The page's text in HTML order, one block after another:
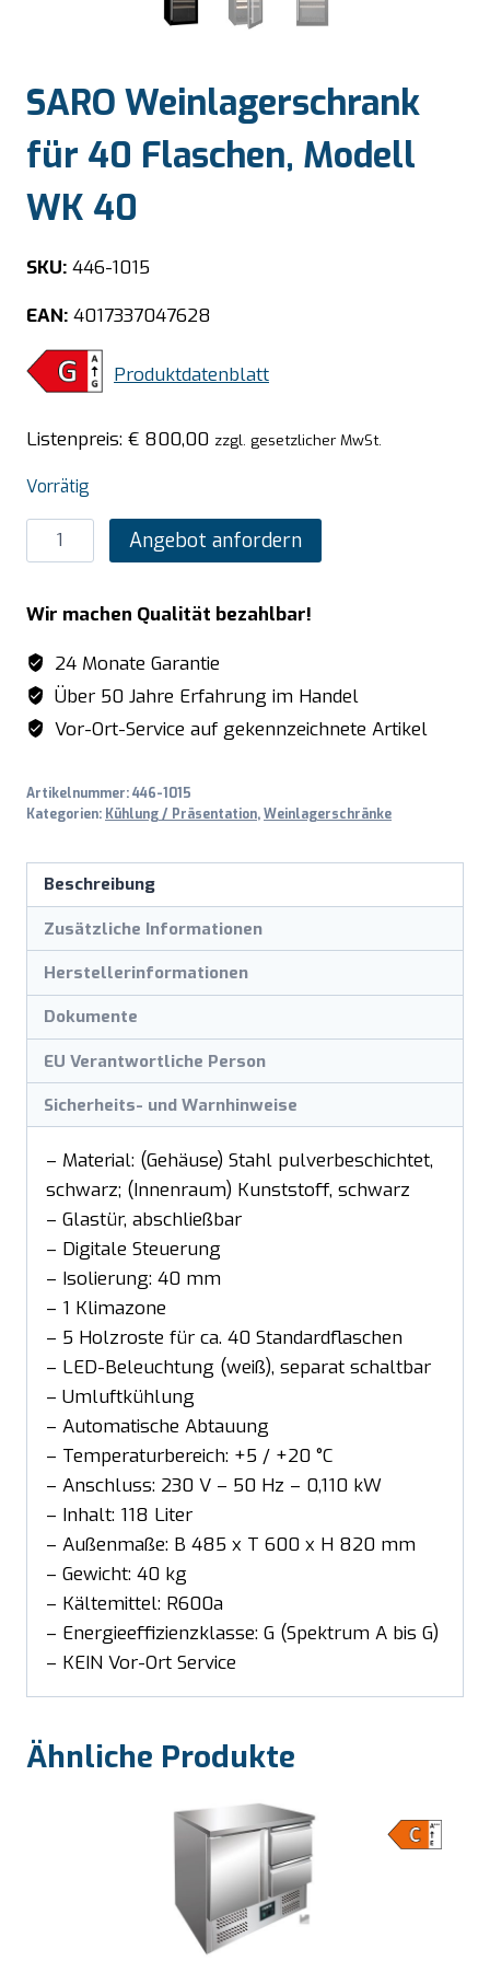
SARO Weinlagerschrank
für 40 Flaschen, Modell
WK 40
SKU: 446-1015
EAN: 4017337047628
Produktdatenblatt
Listenpreis: € 800,00 zzgl. gesetzlicher MwSt.
Vorrätig
SARO
Weinlagerschrank
40
Flaschen,
Modell
WK
40
Angebot anfordern
Wir machen Qualität bezahlbar!
24 Monate Garantie
Über 50 Jahre Erfahrung im Handel
Vor-Ort-Service auf gekennzeichnete Artikel
Artikelnummer:446-1015
Kategorien: Kühlung / Präsentation,Weinlagerschränke
Beschreibung
Zusätzliche Informationen
Herstellerinformationen
Dokumente
EU Verantwortliche Person
Sicherheits- und Warnhinweise
– Material: (Gehäuse) Stahl pulverbeschichtet,
schwarz; (Innenraum) Kunststoff, schwarz
– Glastür, abschließbar
– Digitale Steuerung
– Isolierung: 40 mm
– 1 Klimazone
– 5 Holzroste für ca. 40 Standardflaschen
– LED-Beleuchtung (weiß), separat schaltbar
– Umluftkühlung
– Automatische Abtauung
– Temperaturbereich: +5 / +20 °C
– Anschluss: 230 V – 50 Hz – 0,110 kW
– Inhalt: 118 Liter
– Außenmaße: B 485 x T 600 x H 820 mm
– Gewicht: 40 kg
– Kältemittel: R600a
– Energieeffizienzklasse: G (Spektrum A bis G)
– KEIN Vor-Ort Service
Ähnliche Produkte